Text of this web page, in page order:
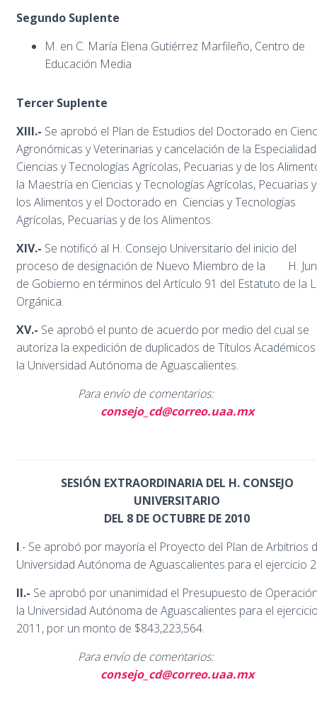
Segundo Suplente
M. en C. María Elena Gutiérrez Marfileño, Centro de
Educación Media
Tercer Suplente
XIII.- Se aprobó el Plan de Estudios del Doctorado en
Agronómicas y Veterinarias y cancelación de la
Ciencias y Tecnologías Agrícolas, Pecuarias y de los
la Maestría en Ciencias y Tecnologías Agrícolas, Pecuarias
los Alimentos y el Doctorado en Ciencias y Tecnologías
Agrícolas, Pecuarias y de los Alimentos.
XIV.- Se notificó al H. Consejo Universitario del inicio del
proceso de designación de Nuevo Miembro de la H.
de Gobierno en términos del Artículo 91 del Estatuto de la
Orgánica.
XV.- Se aprobó el punto de acuerdo por medio del cual se
autoriza la expedición de duplicados de Títulos
la Universidad Autónoma de Aguascalientes.
Para envío de comentarios:
consejo_cd@correo.uaa.mx
SESIÓN EXTRAORDINARIA DEL H. CONSEJO
UNIVERSITARIO
DEL 8 DE OCTUBRE DE 2010
I.- Se aprobó por mayoría el Proyecto del Plan de Arbitrios
Universidad Autónoma de Aguascalientes para el ejercicio
II.- Se aprobó por unanimidad el Presupuesto de
la Universidad Autónoma de Aguascalientes para el
2011, por un monto de $843,223,564.
Para envío de comentarios:
consejo_cd@correo.uaa.mx